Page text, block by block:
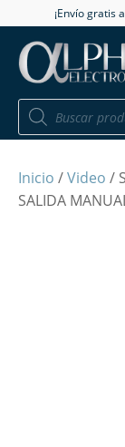
¡Envío gratis
Búsqueda
productos
Inicio /Video /
SALIDA